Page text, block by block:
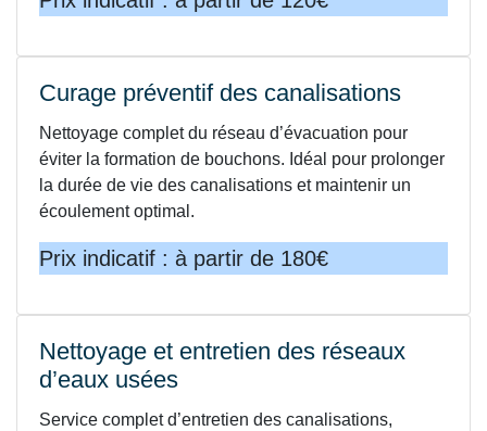
Curage préventif des canalisations
Nettoyage complet du réseau d’évacuation pour
éviter la formation de bouchons. Idéal pour prolonger
la durée de vie des canalisations et maintenir un
écoulement optimal.
Prix indicatif : à partir de 180€
Nettoyage et entretien des réseaux
d’eaux usées
Service complet d’entretien des canalisations,